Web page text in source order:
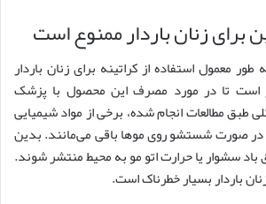
برای زنان باردار ممنوع است
معمول استفاده از کراتینه برای زنان باردار
است تا در مورد مصرف این محصول با پزشک
طبق مطالعات انجام شده، برخی از مواد شیمیایی
در صورت شستشو روی موها باقی می‌مانند. بدین
باد سشوار یا حرارت اتو مو به محیط منتشر شوند.
باردار بسیار خطرناک است.